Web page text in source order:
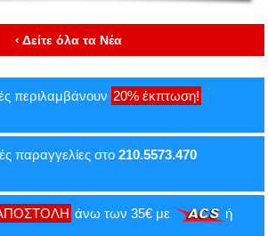
‹ Δείτε όλα τα Νέα
περιλαμβάνουν 20% έκπτωση!
παραγγελίες στο210.5573.470
άνω των 35€ με ή